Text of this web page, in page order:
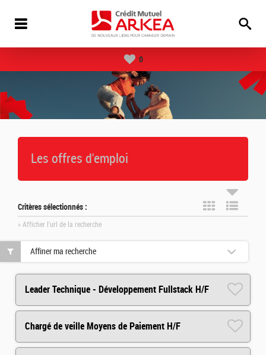
0
Les offres d'emploi
Critères sélectionnés :
» Afficher l'url de la recherche
Leader Technique - Développement Fullstack H/F
Chargé de veille Moyens de Paiement H/F
Affiner ma recherche